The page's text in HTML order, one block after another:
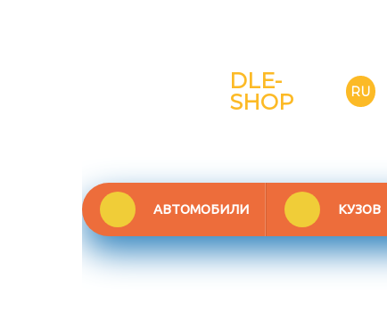
DLE-
SHOP
RU
АВТОМОБИЛИ КУЗОВ